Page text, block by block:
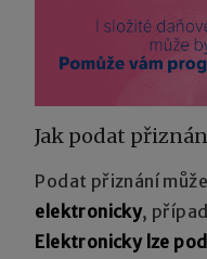
Jak podat
Podat přiznání
elektronicky,
Elektronicky lze